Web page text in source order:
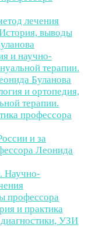
лечения
выводы
и научно-
терапии.
Буланова
и ортопедия,
терапии.
профессора
и за
Леонида
Научно-
профессора
и практика
УЗИ